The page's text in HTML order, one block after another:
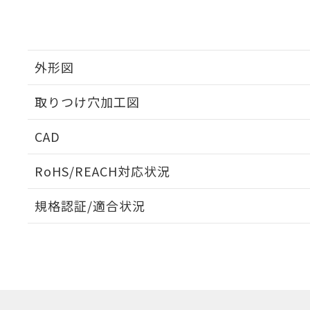
外形図
取りつけ穴加工図
CAD
RoHS/REACH対応状況
EU RoHS 注意事項・凡例
規格認証/適合状況